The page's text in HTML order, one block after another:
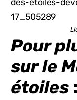
Pour
sur le
étoiles :